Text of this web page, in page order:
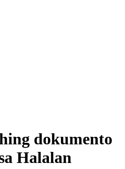
dokumento
Halalan